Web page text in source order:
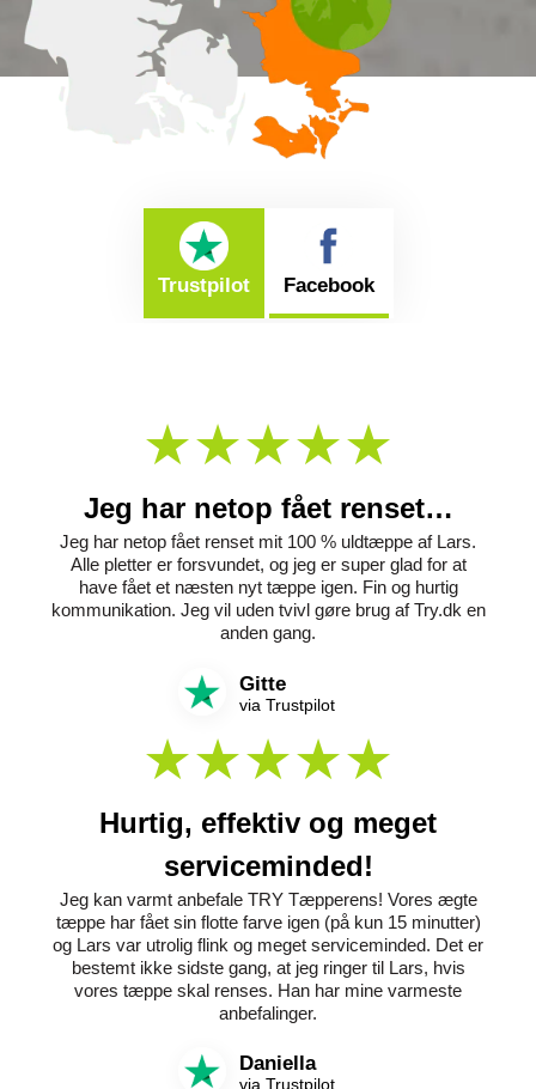
Trustpilot Facebook
Jeg har netop fået renset…
Jeg har netop fået renset mit 100 % uldtæppe af Lars.
Alle pletter er forsvundet, og jeg er super glad for at
have fået et næsten nyt tæppe igen. Fin og hurtig
kommunikation. Jeg vil uden tvivl gøre brug af Try.dk en
anden gang.
Gitte
via Trustpilot
Hurtig, effektiv og meget
serviceminded!
Jeg kan varmt anbefale TRY Tæpperens! Vores ægte
tæppe har fået sin flotte farve igen (på kun 15 minutter)
og Lars var utrolig flink og meget serviceminded. Det er
bestemt ikke sidste gang, at jeg ringer til Lars, hvis
vores tæppe skal renses. Han har mine varmeste
anbefalinger.
Daniella
via Trustpilot